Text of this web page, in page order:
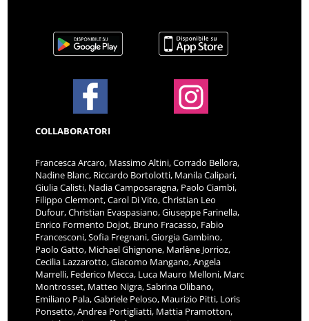
COLLABORATORI
Francesca Arcaro, Massimo Altini, Corrado Bellora,
Nadine Blanc, Riccardo Bortolotti, Manila Calipari,
Giulia Calisti, Nadia Camposaragna, Paolo Ciambi,
Filippo Clermont, Carol Di Vito, Christian Leo
Dufour, Christian Evaspasiano, Giuseppe Farinella,
Enrico Formento Dojot, Bruno Fracasso, Fabio
Francesconi, Sofia Fregnani, Giorgia Gambino,
Paolo Gatto, Michael Ghignone, Marlène Jorrioz,
Cecilia Lazzarotto, Giacomo Mangano, Angela
Marrelli, Federico Mecca, Luca Mauro Melloni, Marc
Montrosset, Matteo Nigra, Sabrina Olibano,
Emiliano Pala, Gabriele Peloso, Maurizio Pitti, Loris
Ponsetto, Andrea Portigliatti, Mattia Pramotton,